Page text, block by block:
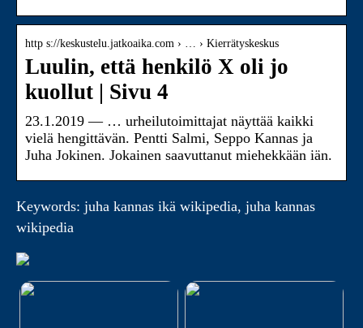
http s://keskustelu.jatkoaika.com › … › Kierrätyskeskus
Luulin, että henkilö X oli jo
kuollut | Sivu 4
23.1.2019 — … urheilutoimittajat näyttää kaikki
vielä hengittävän. Pentti Salmi, Seppo Kannas ja
Juha Jokinen. Jokainen saavuttanut miehekkään iän.
Keywords: juha kannas ikä wikipedia, juha kannas
wikipedia